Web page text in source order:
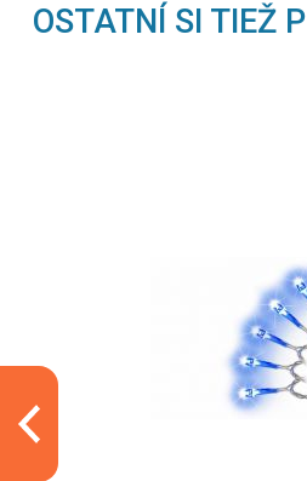
OSTATNÍ SI TIEŽ